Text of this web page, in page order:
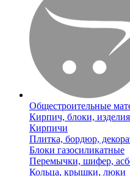
Общестроительные
Кирпич, блоки, изделия
Кирпичи
Плитка, бордюр,
Блоки газосиликатные
Перемычки, шифер,
Кольца, крышки, люки